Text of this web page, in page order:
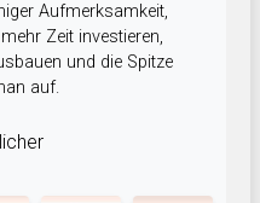
Aufmerksamkeit,
Zeit investieren,
und die Spitze
auf.